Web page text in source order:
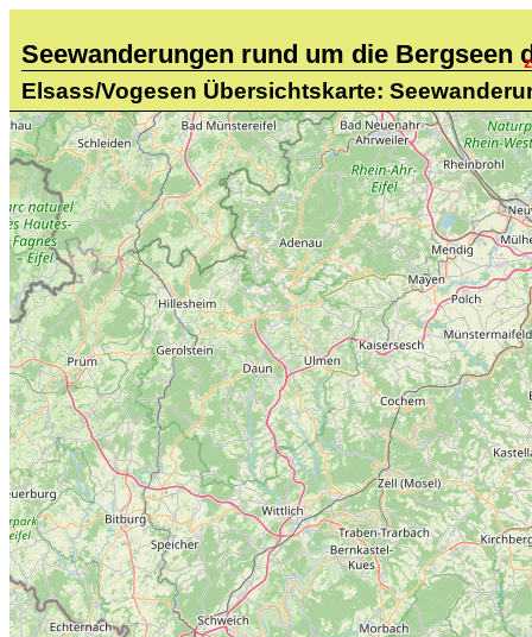
Seewanderungen rund um die Bergseen
Elsass/Vogesen Übersichtskarte: